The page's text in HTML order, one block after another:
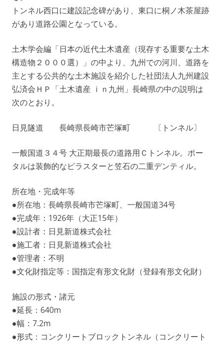
トンネル西口に建設記念碑があり、東口に桐ノ木茶屋跡
があり道路公園となっている。
土木学会編「日本の近代土木遺産（現存する重要な土木
構造物２０００選）」の中より、九州での河川、道路を
主とする公共的な土木施設を紹介した社団法人九州建設
弘済会ＨＰ「土木遺産 ｉｎ九州」長崎県の中の説明は
次のとおり。
日見隧道 長崎県長崎市芒塚町 〔トンネル〕
一般国道３４号 大正期最長の道路用Ｃトンネル。ポー
タルは装飾的なピラスターと笠石の二重デンティル。
所在地・完成年等
●所在地：長崎県長崎市芒塚町、一般国道34号
●完成年：1926年（大正15年）
●設計者：日見新道株式会社
●施工者：日見新道株式会社
●管理者：不明
●文化財指定等：国指定有形文化財（登録有形文化財）
施設の形式・諸元
●延長：640m
●幅：7.2m
●形式：コンクリートブロックトンネル（コンクリート